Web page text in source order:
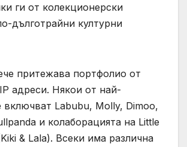
ги от колекционерски
дълготрайни културни
притежава портфолио от
адреси. Някои от най-
включват Labubu, Molly, Dimoo,
и колаборацията на Little
& Lala). Всеки има различна